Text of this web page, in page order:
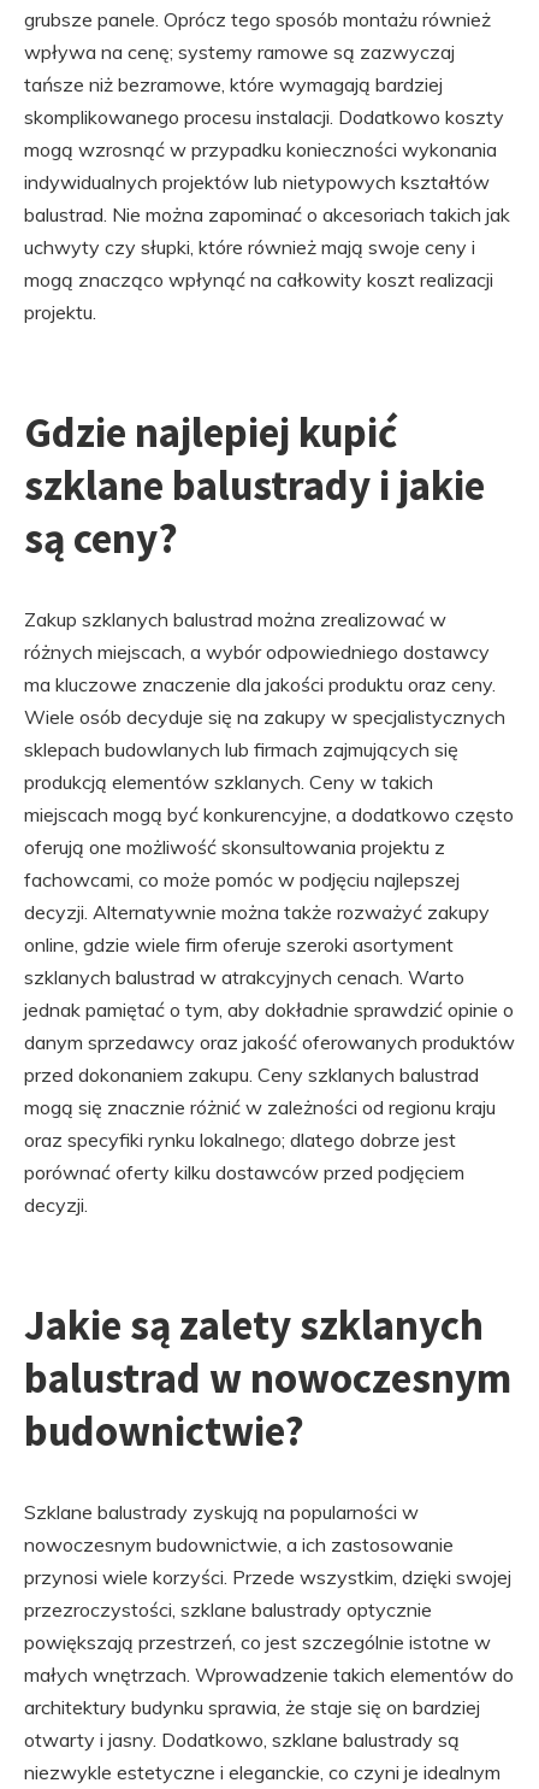
grubsze panele. Oprócz tego sposób montażu również
wpływa na cenę; systemy ramowe są zazwyczaj
tańsze niż bezramowe, które wymagają bardziej
skomplikowanego procesu instalacji. Dodatkowo koszty
mogą wzrosnąć w przypadku konieczności wykonania
indywidualnych projektów lub nietypowych kształtów
balustrad. Nie można zapominać o akcesoriach takich jak
uchwyty czy słupki, które również mają swoje ceny i
mogą znacząco wpłynąć na całkowity koszt realizacji
projektu.
Gdzie najlepiej kupić
szklane balustrady i jakie
są ceny?
Zakup szklanych balustrad można zrealizować w
różnych miejscach, a wybór odpowiedniego dostawcy
ma kluczowe znaczenie dla jakości produktu oraz ceny.
Wiele osób decyduje się na zakupy w specjalistycznych
sklepach budowlanych lub firmach zajmujących się
produkcją elementów szklanych. Ceny w takich
miejscach mogą być konkurencyjne, a dodatkowo często
oferują one możliwość skonsultowania projektu z
fachowcami, co może pomóc w podjęciu najlepszej
decyzji. Alternatywnie można także rozważyć zakupy
online, gdzie wiele firm oferuje szeroki asortyment
szklanych balustrad w atrakcyjnych cenach. Warto
jednak pamiętać o tym, aby dokładnie sprawdzić opinie o
danym sprzedawcy oraz jakość oferowanych produktów
przed dokonaniem zakupu. Ceny szklanych balustrad
mogą się znacznie różnić w zależności od regionu kraju
oraz specyfiki rynku lokalnego; dlatego dobrze jest
porównać oferty kilku dostawców przed podjęciem
decyzji.
Jakie są zalety szklanych
balustrad w nowoczesnym
budownictwie?
Szklane balustrady zyskują na popularności w
nowoczesnym budownictwie, a ich zastosowanie
przynosi wiele korzyści. Przede wszystkim, dzięki swojej
przezroczystości, szklane balustrady optycznie
powiększają przestrzeń, co jest szczególnie istotne w
małych wnętrzach. Wprowadzenie takich elementów do
architektury budynku sprawia, że staje się on bardziej
otwarty i jasny. Dodatkowo, szklane balustrady są
niezwykle estetyczne i eleganckie, co czyni je idealnym